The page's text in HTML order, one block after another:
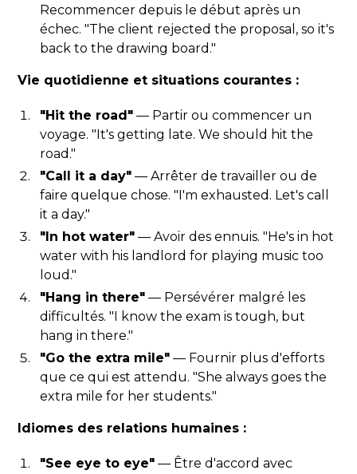
Recommencer depuis le début après un
échec. "The client rejected the proposal, so it's
back to the drawing board."
Vie quotidienne et situations courantes :
"Hit the road" — Partir ou commencer un
voyage. "It's getting late. We should hit the
road."
"Call it a day" — Arrêter de travailler ou de
faire quelque chose. "I'm exhausted. Let's call
it a day."
"In hot water" — Avoir des ennuis. "He's in hot
water with his landlord for playing music too
loud."
"Hang in there" — Persévérer malgré les
difficultés. "I know the exam is tough, but
hang in there."
"Go the extra mile" — Fournir plus d'efforts
que ce qui est attendu. "She always goes the
extra mile for her students."
Idiomes des relations humaines :
"See eye to eye" — Être d'accord avec